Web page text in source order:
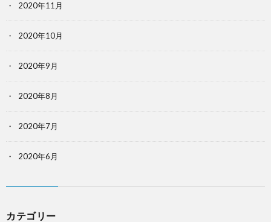
2020年11月
2020年10月
2020年9月
2020年8月
2020年7月
2020年6月
カテゴリー